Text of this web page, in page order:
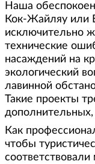
Наша
Кок-Жайляу или
исключительно
технические
насаждений на
экологический
лавинной
Такие проекты
Как
чтобы